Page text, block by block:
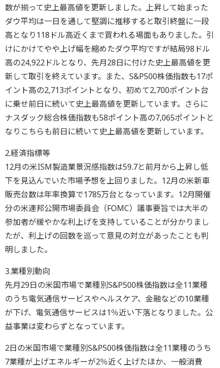
数が揃って史上最高値を更新しました。上昇して始まった
ダウ平均は一日を通して堅調に推移すると取引終盤に一段
高となり118ドル高近くまで買われる場面もありました。引
けにかけてやや上げ幅を縮めたダウ平均ですが結局98ドル
高の24,922ドルとなり、先月28日に付けた史上最高値を更
新して取引を終えています。また、S&P500株価指数も17ポ
イント高の2,713ポイントとなり、初めて2,700ポイント台
に乗せ前日に続いて史上最高値を更新しています。さらに
ナスダック総合株価指数も58ポイント高の7,065ポイントと
なりこちらも前日に続いて史上最高値を更新しています。
2.経済指標等
12月の米ISM製造業景況感指数は59.7と前月から上昇し低
下を見込んでいた市場予想を上回りました。12月の米新車
販売台数は年率換算で1785万台となっています。12月開催
分の米連邦公開市場委員会（FOMC）議事要旨では大半の
参加者が緩やかな利上げを支持していることが分かりまし
たが、利上げの回数を巡って意見の対立があったことも判
明しました。
3.業種別動向
先月29日の米国市場で業種別S&P500株価指数は全11業種
のうち電気通信サービスやヘルスケア、金融などの10業種
が下げ、電気通信サービスは1％近い下落となりました。公
益事業は変わらずとなっています。
2日の米国市場で業種別S&P500株価指数は全11業種のうち
7業種が上げエネルギーが2％近く上げたほか、一般消費